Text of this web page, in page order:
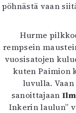
pöhnästä vaan
Hurme
rempsein
vuosisatojen
kuten
luvulla.
sanoittajaan
Inkerin laulun”